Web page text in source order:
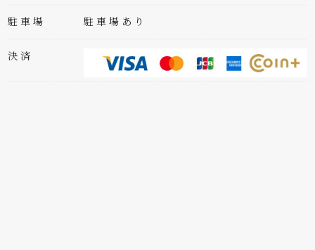
駐車場 駐車場あり
決済